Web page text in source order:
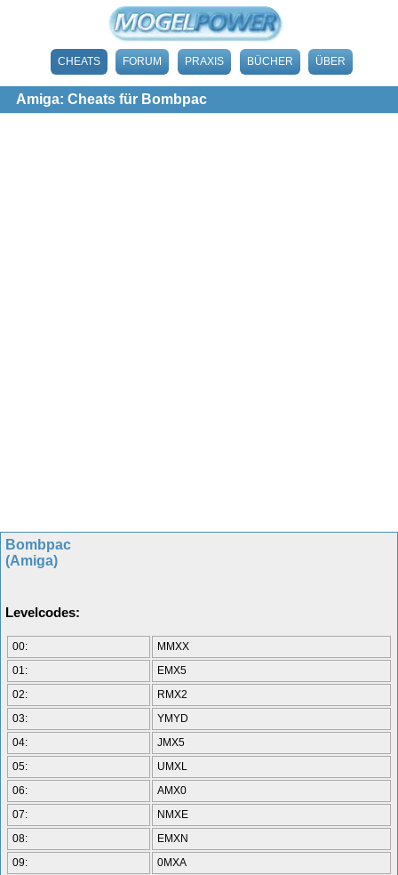
CHEATS FORUM PRAXIS BÜCHER ÜBER
Amiga: Cheats für Bombpac
Bombpac
(Amiga)
Levelcodes:
00:
MMXX
01:
EMX5
02:
RMX2
03:
YMYD
04:
JMX5
05:
UMXL
06:
AMX0
07:
NMXE
08:
EMXN
09:
0MXA